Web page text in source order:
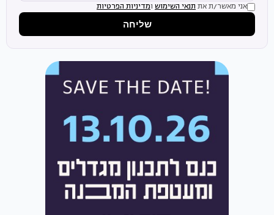
אני מאשר/ת את תנאי השימוש ומדיניות הפרטיות
שליחה